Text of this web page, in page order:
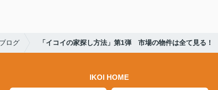
ログ 「イコイの家探し方法」第1弾 市場の物件は全て見る！
IKOI HOME